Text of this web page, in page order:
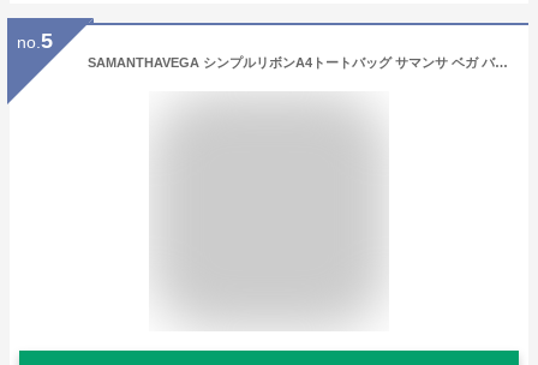
no. 5
SAMANTHAVEGA シンプルリボンA4トートバッグ サマンサ ベガ バッグ トートバッグ ブルー ピンク ベージュ ブラック ホワイト【送料無料】